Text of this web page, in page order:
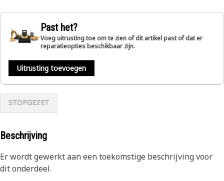
Past het?
Voeg uitrusting toe om te zien of dit artikel past of dat er
reparatieopties beschikbaar zijn.
Uitrusting toevoegen
STOPGEZET
Beschrijving
Er wordt gewerkt aan een toekomstige beschrijving voor
dit onderdeel.